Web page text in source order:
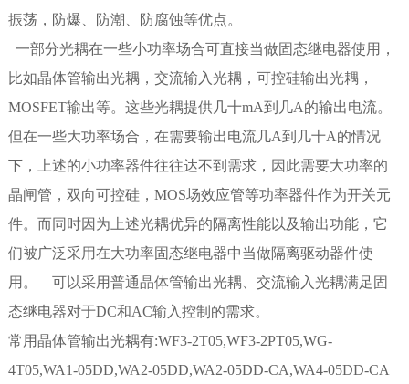
振荡，防爆、防潮、防腐蚀等优点。
一部分光耦在一些小功率场合可直接当做固态继电器使用，
比如晶体管输出光耦，交流输入光耦，可控硅输出光耦，
MOSFET输出等。这些光耦提供几十mA到几A的输出电流。
但在一些大功率场合，在需要输出电流几A到几十A的情况
下，上述的小功率器件往往达不到需求，因此需要大功率的
晶闸管，双向可控硅，MOS场效应管等功率器件作为开关元
件。而同时因为上述光耦优异的隔离性能以及输出功能，它
们被广泛采用在大功率固态继电器中当做隔离驱动器件使
用。 可以采用普通晶体管输出光耦、交流输入光耦满足固
态继电器对于DC和AC输入控制的需求。
常用晶体管输出光耦有:WF3-2T05,WF3-2PT05,WG-
4T05,WA1-05DD,WA2-05DD,WA2-05DD-CA,WA4-05DD-CA